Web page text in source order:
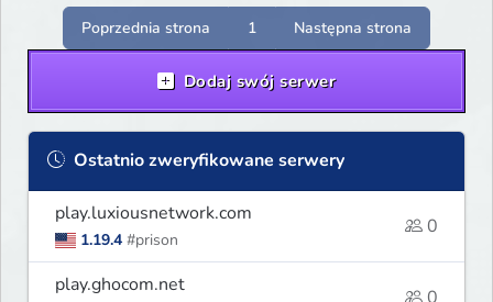
Poprzednia strona 1 Następna strona
Dodaj swój serwer
Ostatnio zweryfikowane serwery
play.luxiousnetwork.com
1.19.4 #prison
0
play.ghocom.net